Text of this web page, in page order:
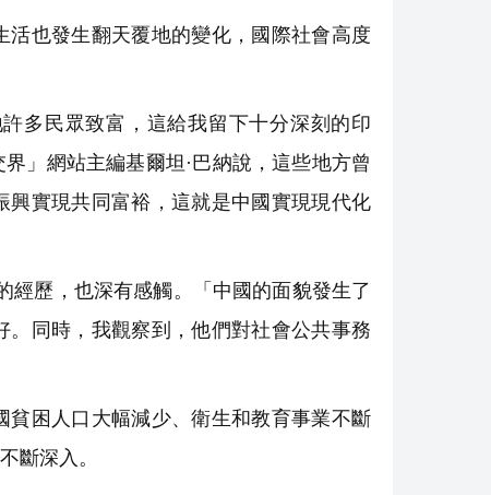
也發生翻天覆地的變化，國際社會高度
多民眾致富，這給我留下十分深刻的印
」網站主編基爾坦·巴納說，這些地方曾
實現共同富裕，這就是中國實現現代化
歷，也深有感觸。「中國的面貌發生了
同時，我觀察到，他們對社會公共事務
困人口大幅減少、衛生和教育事業不斷
斷深入。